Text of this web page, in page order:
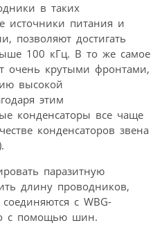
в таких
источники питания и
позволяют достигать
100 кГц. В то же самое
очень крутыми фронтами,
высокой
этим
конденсаторы все чаще
конденсаторов звена
паразитную
длину проводников,
с WBG-
с помощью шин.